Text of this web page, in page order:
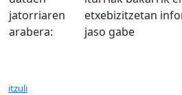
jatorriaren
arabera:
etxebizitzetan
jaso gabe
itzuli